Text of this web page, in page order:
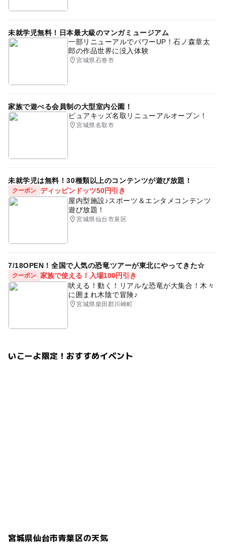
未就学児無料！日本最大級のマンガミュージアム
一部リニューアルでパワーUP！石ノ森章太
郎の作品世界に没入体験
宮城県石巻市
家族で遊べる会員制の大型室内公園！
ピュアキッズ名取リニューアルオープン！
宮城県名取市
未就学児は無料！30種類以上のコンテンツが遊び放題！
クーポン ディッピンドッツ50円引き
屋内型施設♪スポーツ＆エンタメコンテンツ
遊び放題！
宮城県仙台市泉区
7/18OPEN！全国で人気の恐竜ツアーが東北にやってきた☆
クーポン 家族で使える！入場100円引き
吠える！動く！リアルな恐竜が大集合！木々
に囲まれ木陰で冒険♪
宮城県柴田郡川崎町
いこーよ限定！おすすめイベント
宮城県仙台市青葉区の天気